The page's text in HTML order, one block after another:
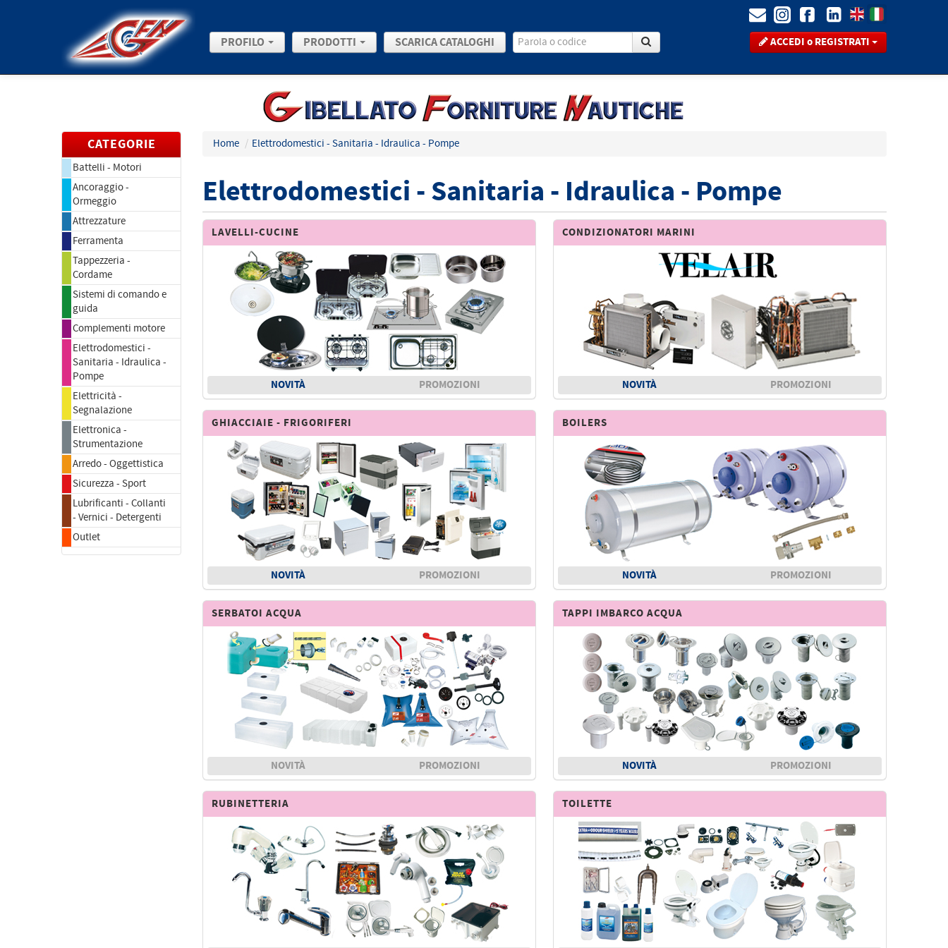
ACCEDI o REGISTRATI
PROFILO PRODOTTI SCARICA CATALOGHI
CATEGORIE
Battelli - Motori
Ancoraggio -
Ormeggio
Attrezzature
Ferramenta
Tappezzeria -
Cordame
Sistemi di comando e
guida
Complementi motore
Elettrodomestici -
Sanitaria - Idraulica -
Pompe
Elettricità -
Segnalazione
Elettronica -
Strumentazione
Arredo - Oggettistica
Sicurezza - Sport
Lubrificanti - Collanti
- Vernici - Detergenti
Outlet
Home / Elettrodomestici - Sanitaria - Idraulica - Pompe
Elettrodomestici - Sanitaria - Idraulica - Pompe
LAVELLI-CUCINE
NOVITÀ PROMOZIONI
CONDIZIONATORI MARINI
NOVITÀ PROMOZIONI
GHIACCIAIE - FRIGORIFERI
NOVITÀ PROMOZIONI
BOILERS
NOVITÀ PROMOZIONI
SERBATOI ACQUA
NOVITÀ PROMOZIONI
TAPPI IMBARCO ACQUA
NOVITÀ PROMOZIONI
RUBINETTERIA TOILETTE